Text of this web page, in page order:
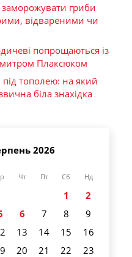
гриби
відвареними чи
попрощаються із
Плаксюком
під тополею: на який
біла знахідка
2026
Чт Пт Сб Нд
1
2
6 7 8
9
13 14 15
16
20 21 22
23